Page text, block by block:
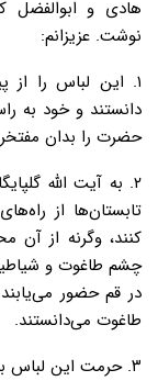
هادی و ابوالفضل
نوشت. عزیزانم:
۱. این لباس را از
دانستند و خود به
حضرت را بدان
۲. به آیت الله
تابستان‌ها از
کنند، وگرنه از آن
چشم طاغوت و
در قم حضور
طاغوت می‌دانستند.
۳. حرمت این لباس باید حفظ شود، که کفن ماست، اگر بر ما بماند.